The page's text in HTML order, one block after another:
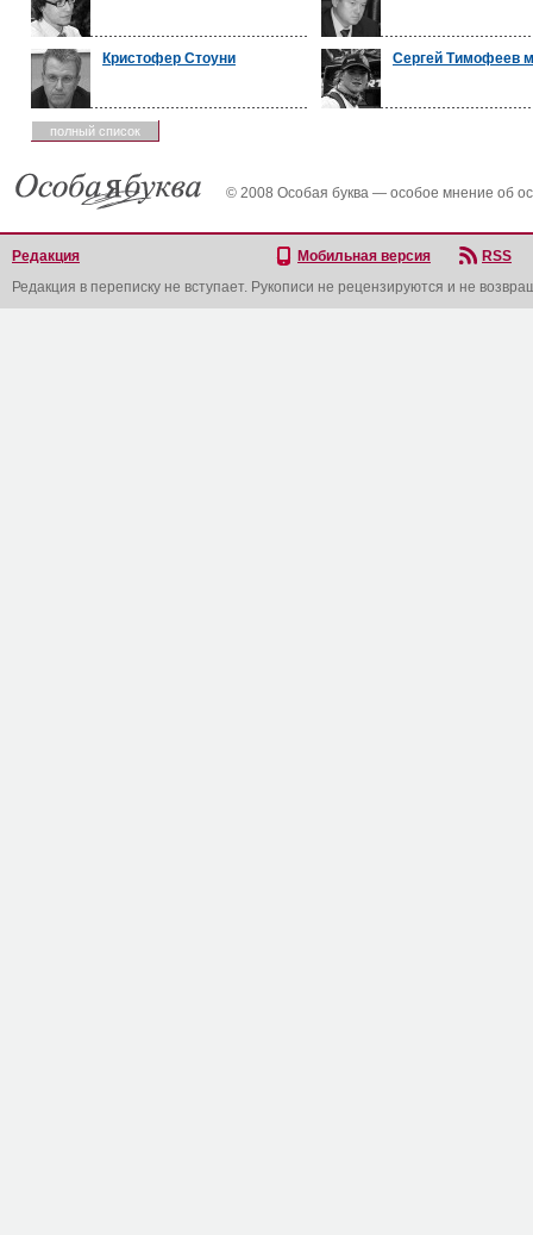
Кристофер Стоуни Сергей Тимофеев
полный список
© 2008 Особая буква — особое мнение об
Редакция Мобильная версия
RSS
Редакция в переписку не вступает. Рукописи не рецензируются и не